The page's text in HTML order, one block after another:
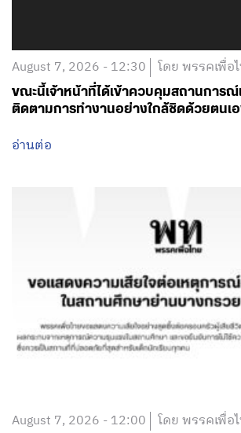
August 7, 2026 - 12:30 โดย พรรคเพื่อ
ขณะนี้เจ้าหน้าที่ได้เข้าควบคุมสถานการ
ติดตามการทำงานอย่างใกล้ชิดด้วยตนเ
อ่านต่อ
August 7, 2026 - 12:00 โดย พรรคเพื่อ